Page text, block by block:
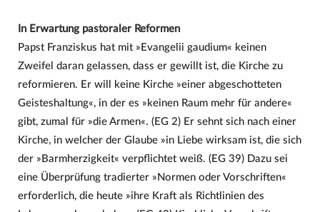
In Erwartung pastoraler Reformen
Papst Franziskus hat mit »Evangelii gaudium« keinen
Zweifel daran gelassen, dass er gewillt ist, die Kirche zu
reformieren. Er will keine Kirche »einer abgeschotteten
Geisteshaltung«, in der es »keinen Raum mehr für andere«
gibt, zumal für »die Armen«. (EG 2) Er sehnt sich nach einer
Kirche, in welcher der Glaube »in Liebe wirksam ist, die sich
der »Barmherzigkeit« verpflichtet weiß. (EG 39) Dazu sei
eine Überprüfung tradierter »Normen oder Vorschriften«
erforderlich, die heute »ihre Kraft als Richtlinien des